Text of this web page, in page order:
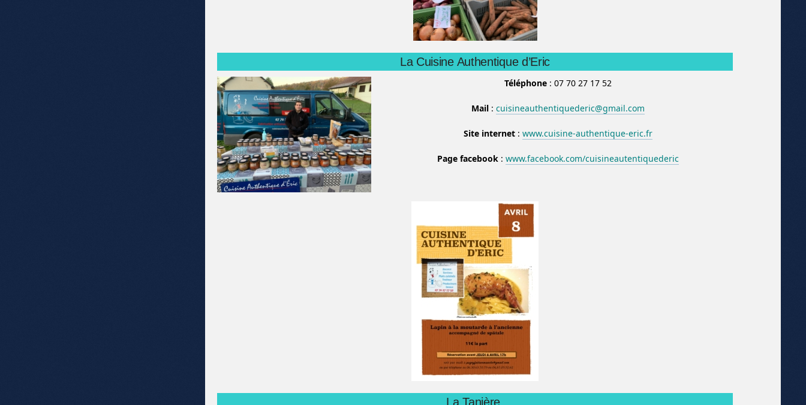
La Cuisine Authentique d’Eric
Téléphone : 07 70 27 17 52
Mail : cuisineauthentiquederic@gmail.com
Site internet : www.cuisine-authentique-eric.fr
Page facebook : www.facebook.com/cuisineautentiquederic
La Tanière